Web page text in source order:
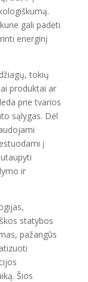
gali padėti
energinį
tokių
produktai ar
prie tvarios
sąlygas. Dėl
į
ir
statybos
pažangūs
Šios